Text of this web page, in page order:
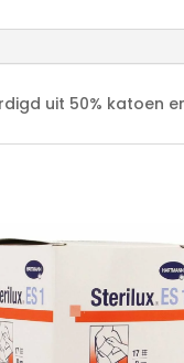
uit 50% katoen